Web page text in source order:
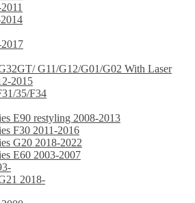
G11/G12/G01/G02 With Laser
2015
35/F34
E90 restyling 2008-2013
F30 2011-2016
G20 2018-2022
E60 2003-2007
2018-